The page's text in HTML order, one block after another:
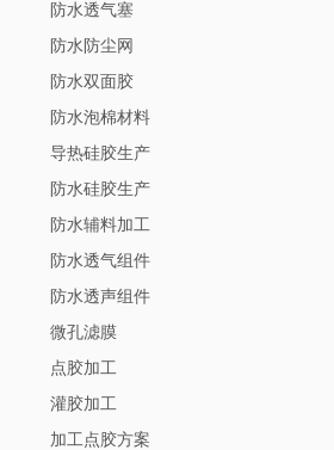
防水透气塞
防水防尘网
防水双面胶
防水泡棉材料
导热硅胶生产
防水硅胶生产
防水辅料加工
防水透气组件
防水透声组件
微孔滤膜
点胶加工
灌胶加工
加工点胶方案